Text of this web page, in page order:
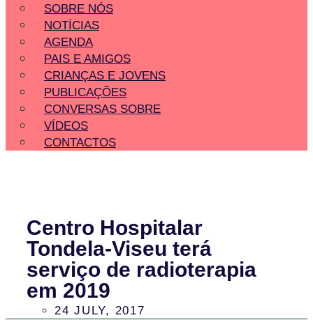
SOBRE NÓS
NOTÍCIAS
AGENDA
PAIS E AMIGOS
CRIANÇAS E JOVENS
PUBLICAÇÕES
CONVERSAS SOBRE
VÍDEOS
CONTACTOS
Centro Hospitalar
Tondela-Viseu terá
serviço de radioterapia
em 2019
24 JULY, 2017